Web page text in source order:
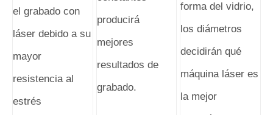
el grabado con
láser debido a su
mayor
resistencia al
estrés
producirá
mejores
resultados de
grabado.
forma del vidrio,
los diámetros
decidirán qué
máquina láser es
la mejor